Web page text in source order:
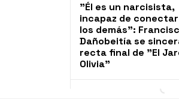
"Él es un narcisista,
incapaz de
los demás":
Dañobeitía se
recta final de "El
Olivia"